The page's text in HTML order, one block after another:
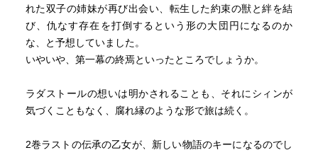
れた双子の姉妹が再び出会い、転生した約束の獣と絆を結
び、仇なす存在を打倒するという形の大団円になるのか
な、と予想していました。
いやいや、第一幕の終焉といったところでしょうか。
ラダストールの想いは明かされることも、それにシィンが
気づくこともなく、腐れ縁のような形で旅は続く。
2巻ラストの伝承の乙女が、新しい物語のキーになるのでし